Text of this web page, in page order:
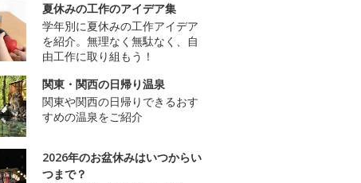
夏休みの工作のアイデア集
学年別に夏休みの工作アイデア
を紹介。無理なく無駄なく、自
由工作に取り組もう！
関東・関西の日帰り温泉
関東や関西の日帰りできるおす
すめの温泉をご紹介
2026年のお盆休みはいつからい
つまで？